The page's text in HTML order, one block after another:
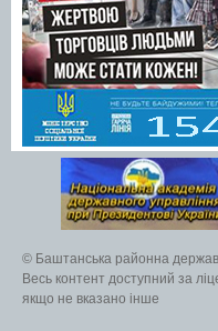
© Баштанська районна
Весь контент доступний за
якщо не вказано інше